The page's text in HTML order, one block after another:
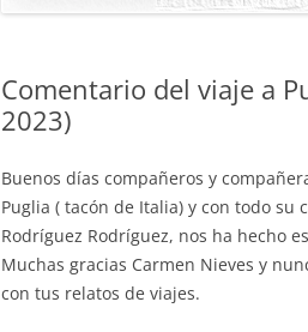
Comentario del viaje a
2023)
Buenos días compañeros y
Puglia ( tacón de Italia) y con todo su
Rodríguez Rodríguez, nos ha hecho
Muchas gracias Carmen Nieves y
con tus relatos de viajes.